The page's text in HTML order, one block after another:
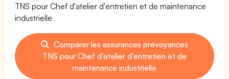
TNS pour Chef d'atelier d'entretien et de maintenance
industrielle
Comparer les assurances prévoyances
TNS pour Chef d'atelier d'entretien et de
maintenance industrielle